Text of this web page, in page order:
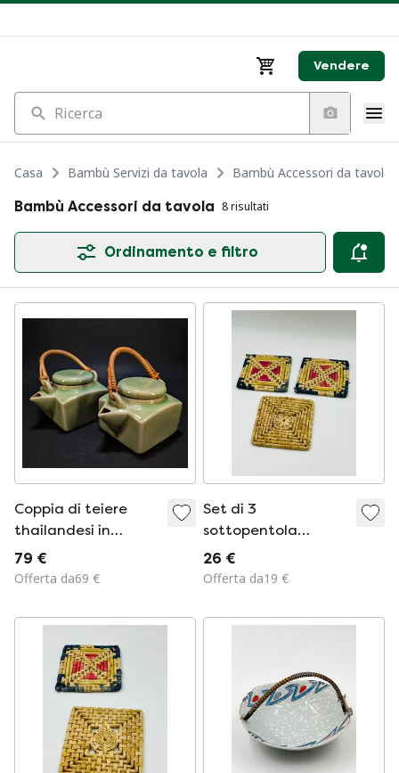
Vendere
Ricerca
Casa Bambù Servizi da tavola
Bambù Accessori da tavola
Bambù Accessori da tavola 8 risultati
Ordinamento e filtro
Coppia di teiere
thailandesi in
ceramica celadon,
Chiang Mai, anni '90
79 €
Offerta da69 €
Set di 3
sottopentola
vintage in fibra
intrecciata
26 €
Offerta da19 €